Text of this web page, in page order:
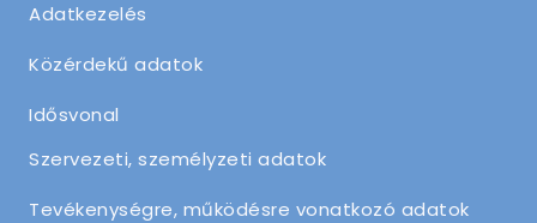
Adatkezelés
Közérdekű adatok
Idősvonal
Szervezeti, személyzeti adatok
Tevékenységre, működésre vonatkozó adatok